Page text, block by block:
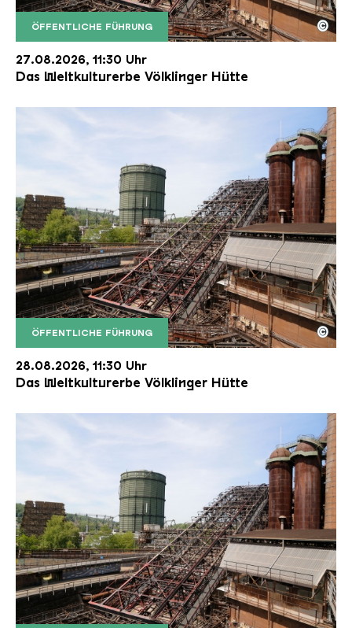
ÖFFENTLICHE FÜHRUNG
Der Erzschrägaufzug der Völklinger Hütte mit
Copyright: Weltkulturerbe Völklinger Hütte | Karl
©
27.08.2026, 11:30 Uhr
Das Weltkulturerbe Völklinger Hütte
ÖFFENTLICHE FÜHRUNG
Der Erzschrägaufzug der Völklinger Hütte mit
Copyright: Weltkulturerbe Völklinger Hütte | Karl
©
28.08.2026, 11:30 Uhr
Das Weltkulturerbe Völklinger Hütte